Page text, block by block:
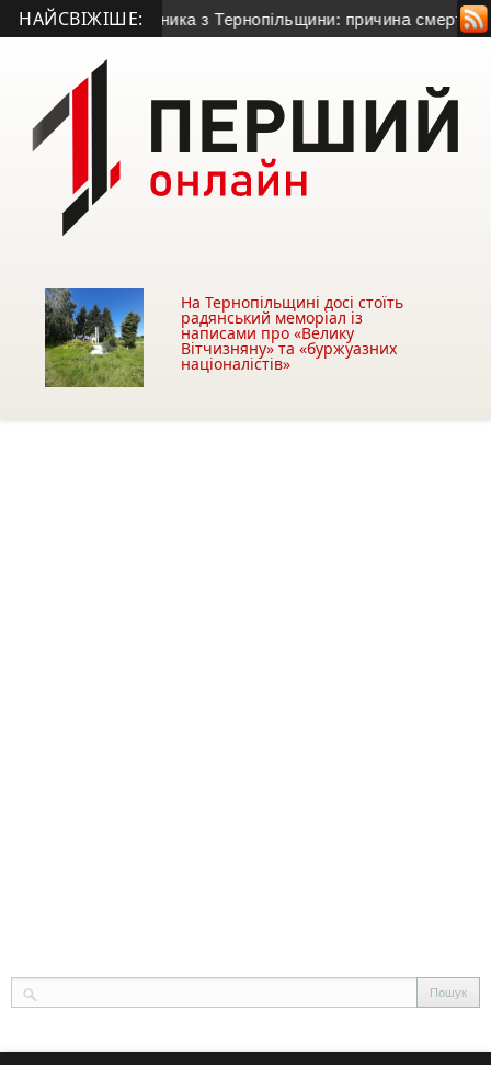
НАЙСВІЖІШЕ:
гранатометника з Тернопільщини: причина смерті – гостра
На Тернопільщині досі стоїть
радянський меморіал із
написами про «Велику
Вітчизняну» та «буржуазних
націоналістів»